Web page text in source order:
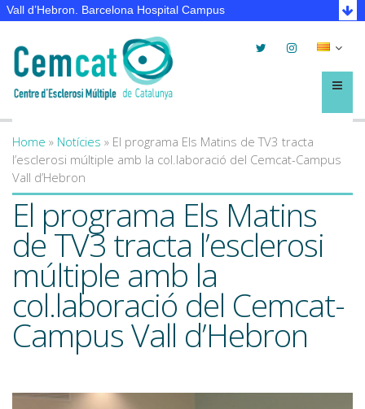
Vall d’Hebron. Barcelona Hospital Campus
TwitterInstagram
Menú
You are here
Home » Notícies » El programa Els Matins de TV3 tracta
l’esclerosi múltiple amb la col.laboració del Cemcat-Campus
Vall d’Hebron
El programa Els Matins
de TV3 tracta l’esclerosi
múltiple amb la
col.laboració del Cemcat-
Campus Vall d’Hebron